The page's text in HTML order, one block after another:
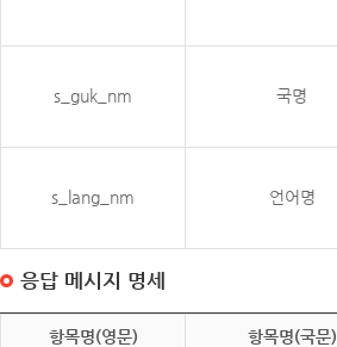
s_guk_nm 국명
s_lang_nm 언어명
응답 메시지 명세
항목명(영문) 항목명(국문)